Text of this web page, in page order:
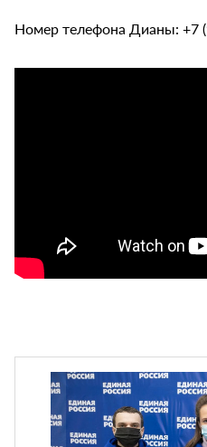
Номер телефона Дианы: +7